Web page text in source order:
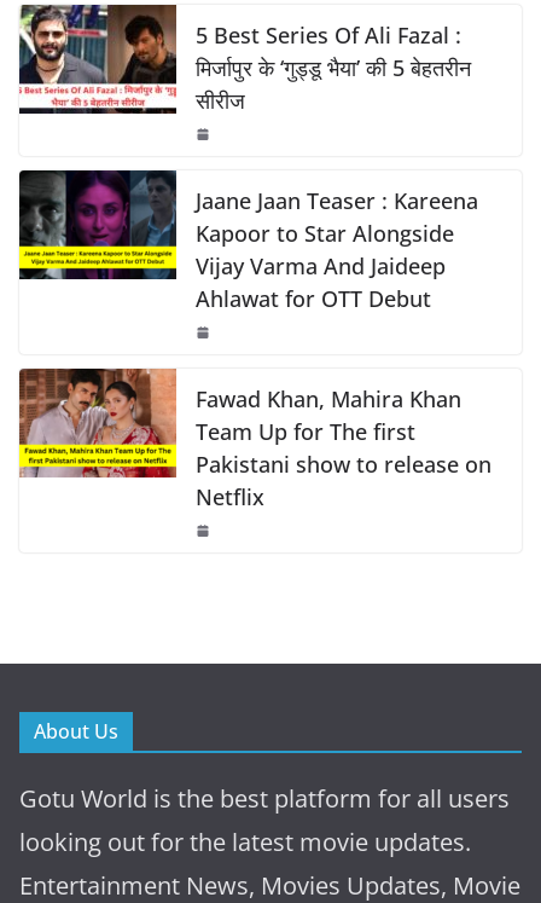
o
k
p k
e
b
o
o
k
s
A
p
p
y
Li
n
k
e
5 Best Series Of Ali Fazal :
मिर्जापुर के ‘गुड्डू भैया’ की 5 बेहतरीन
सीरीज
Jaane Jaan Teaser : Kareena
Kapoor to Star Alongside
Vijay Varma And Jaideep
Ahlawat for OTT Debut
Fawad Khan, Mahira Khan
Team Up for The first
Pakistani show to release on
Netflix
About Us
Gotu World is the best platform for all users
looking out for the latest movie updates.
Entertainment News, Movies Updates, Movie